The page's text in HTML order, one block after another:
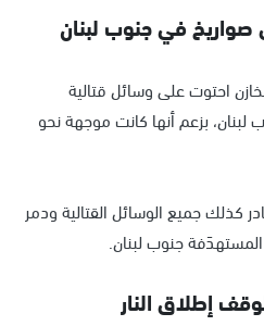
في جنوب لبنان
احتوت على وسائل قتالية
بزعم أنها كانت موجهة نحو
كذلك جميع الوسائل القتالية ودمر
جنوب لبنان.
إطلاق النار